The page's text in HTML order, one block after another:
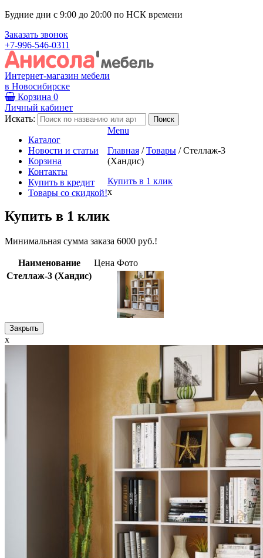
Будние дни с 9:00 до 20:00 по НСК времени
Заказать звонок
+7-996-546-0311
Интернет-магазин мебели
в Новосибирске
Корзина 0
Личный кабинет
Искать:
Каталог
Новости и статьи
Корзина
Контакты
Купить в кредит
Товары со скидкой!
Menu
Главная / Товары / Стеллаж-3
(Хандис)
Купить в 1 клик
x
Купить в 1 клик
Минимальная сумма заказа 6000 руб.!
Наименование Цена Фото
Стеллаж-3 (Хандис)
Закрыть
x